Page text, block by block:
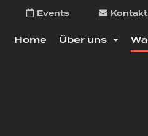
Events Kontakt
Home Über uns